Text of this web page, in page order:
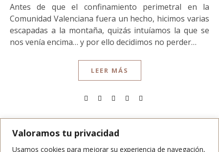
Valoramos tu privacidad
Usamos cookies para mejorar su experiencia de navegación,
Antes de que el confinamiento perimetral en la
Comunidad Valenciana fuera un hecho, hicimos varias
escapadas a la montaña, quizás intuíamos la que se
nos venía encima… y por ello decidimos no perder…
LEER MÁS